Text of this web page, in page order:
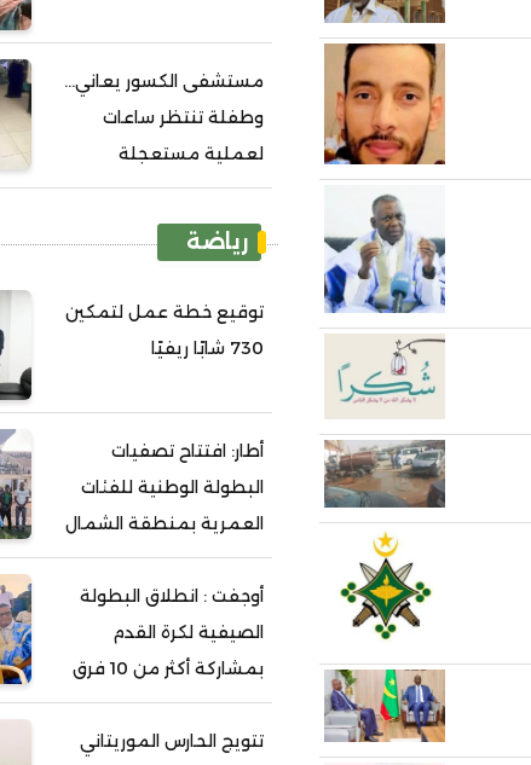
مستشفى الكسور يعاني...
وطفلة تنتظر ساعات
لعملية مستعجلة
رياضة
توقيع خطة عمل لتمكين
730 شابًا ريفيًا
أطار: افتتاح تصفيات
البطولة الوطنية للفئات
العمرية بمنطقة الشمال
أوجفت : انطلاق البطولة
الصيفية لكرة القدم
بمشاركة أكثر من 10 فرق
تتويج الحارس الموريتاني